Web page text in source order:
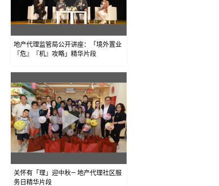
地产代理监管局公开讲座：「境外置业
『危』『机』攻略」精华片段
关怀有「理」迎中秋— 地产代理社区服
务日精华片段